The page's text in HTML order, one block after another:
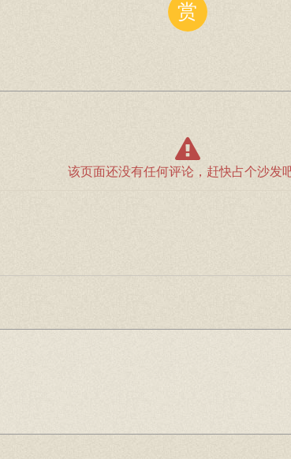
赏
该页面还没有任何评论，赶快占个沙发